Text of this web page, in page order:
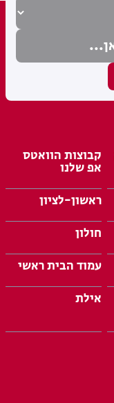
קבוצות הוואטס
אפ שלנו
ראשון-לציון
חולון
עמוד הבית ראשי
אילת